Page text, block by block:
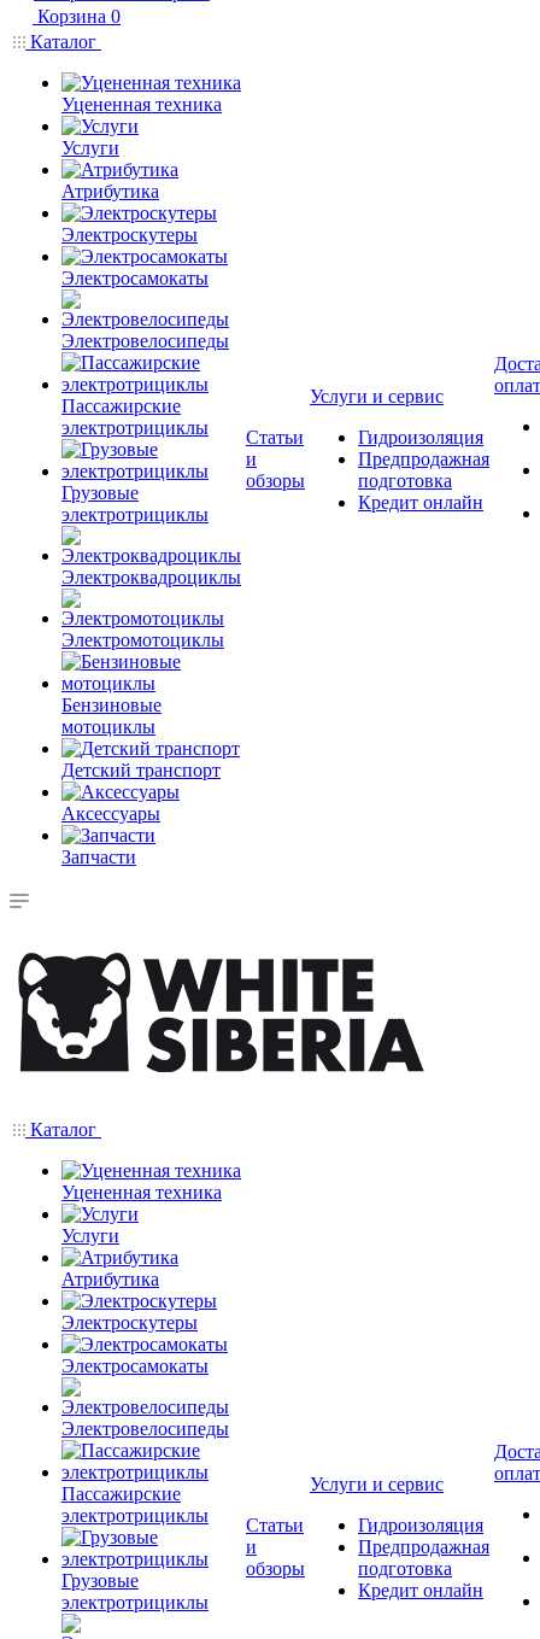
Корзина 0
Каталог
Уцененная техника
Услуги
Атрибутика
Электроскутеры
Электросамокаты
Электровелосипеды
Пассажирские
электротрициклы
Грузовые
электротрициклы
Электроквадроциклы
Электромотоциклы
Бензиновые
мотоциклы
Детский транспорт
Аксессуары
Запчасти
Статьи
и
обзоры
Услуги и сервис
Гидроизоляция
Предпродажная
подготовка
Кредит онлайн
Каталог
Уцененная техника
Услуги
Атрибутика
Электроскутеры
Электросамокаты
Электровелосипеды
Пассажирские
электротрициклы
Грузовые
электротрициклы
Статьи
и
обзоры
Услуги и сервис
Гидроизоляция
Предпродажная
подготовка
Кредит онлайн